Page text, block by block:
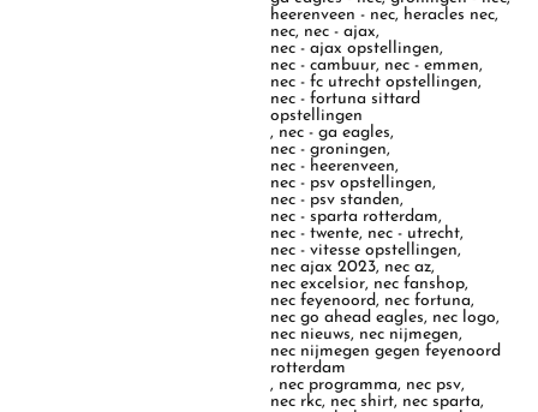
heerenveen - nec, heracles nec,
nec, nec - ajax,
nec - ajax opstellingen,
nec - cambuur, nec - emmen,
nec - fc utrecht opstellingen,
nec - fortuna sittard
opstellingen
, nec - ga eagles,
nec - groningen,
nec - heerenveen,
nec - psv opstellingen,
nec - psv standen,
nec - sparta rotterdam,
nec - twente, nec - utrecht,
nec - vitesse opstellingen,
nec ajax 2023, nec az,
nec excelsior, nec fanshop,
nec feyenoord, nec fortuna,
nec go ahead eagles, nec logo,
nec nieuws, nec nijmegen,
nec nijmegen gegen feyenoord
rotterdam
, nec programma, nec psv,
nec rkc, nec shirt, nec sparta,